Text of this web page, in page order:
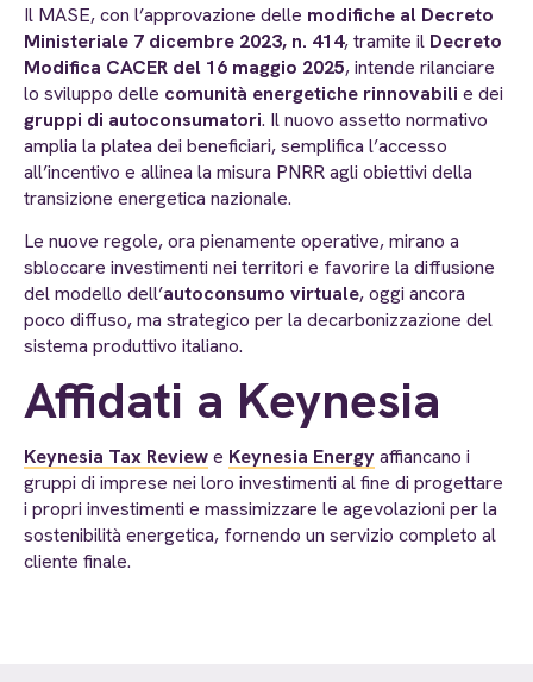
Il MASE, con l’approvazione delle modifiche al Decreto
Ministeriale 7 dicembre 2023, n. 414, tramite il Decreto
Modifica CACER del 16 maggio 2025, intende rilanciare
lo sviluppo delle comunità energetiche rinnovabili e dei
gruppi di autoconsumatori. Il nuovo assetto normativo
amplia la platea dei beneficiari, semplifica l’accesso
all’incentivo e allinea la misura PNRR agli obiettivi della
transizione energetica nazionale.
Le nuove regole, ora pienamente operative, mirano a
sbloccare investimenti nei territori e favorire la diffusione
del modello dell’autoconsumo virtuale, oggi ancora
poco diffuso, ma strategico per la decarbonizzazione del
sistema produttivo italiano.
Affidati a Keynesia
Keynesia Tax Reviewe Keynesia Energyaffiancano i
gruppi di imprese nei loro investimenti al fine di progettare
i propri investimenti e massimizzare le agevolazioni per la
sostenibilità energetica, fornendo un servizio completo al
cliente finale.